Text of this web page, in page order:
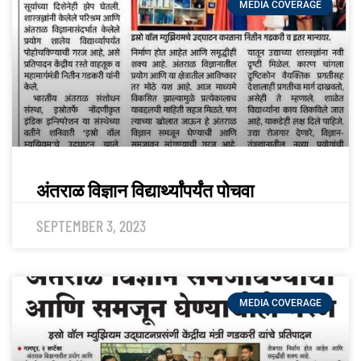
MEDIA COVERAGE
अंतराळ विज्ञान विद्यार्थ्यांपर्यंत पोचवा
SEPTEMBER 3, 2023
MEDIA COVERAGE